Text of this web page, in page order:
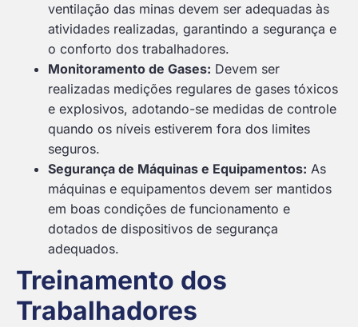
ventilação das minas devem ser adequadas às
atividades realizadas, garantindo a segurança e
o conforto dos trabalhadores.
Monitoramento de Gases: Devem ser
realizadas medições regulares de gases tóxicos
e explosivos, adotando-se medidas de controle
quando os níveis estiverem fora dos limites
seguros.
Segurança de Máquinas e Equipamentos: As
máquinas e equipamentos devem ser mantidos
em boas condições de funcionamento e
dotados de dispositivos de segurança
adequados.
Treinamento dos
Trabalhadores